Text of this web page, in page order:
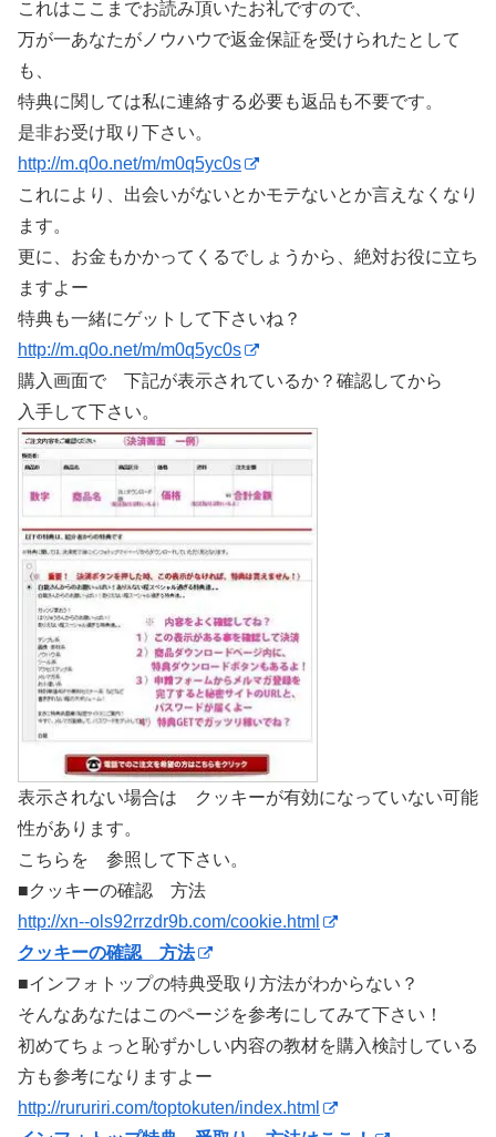
これはここまでお読み頂いたお礼ですので、
万が一あなたがノウハウで返金保証を受けられたとして
も、
特典に関しては私に連絡する必要も返品も不要です。
是非お受け取り下さい。
http://m.q0o.net/m/m0q5yc0s
これにより、出会いがないとかモテないとか言えなくなり
ます。
更に、お金もかかってくるでしょうから、絶対お役に立ち
ますよー
特典も一緒にゲットして下さいね？
http://m.q0o.net/m/m0q5yc0s
購入画面で 下記が表示されているか？確認してから
入手して下さい。
表示されない場合は クッキーが有効になっていない可能
性があります。
こちらを 参照して下さい。
■クッキーの確認 方法
http://xn--ols92rrzdr9b.com/cookie.html
クッキーの確認 方法
■インフォトップの特典受取り方法がわからない？
そんなあなたはこのページを参考にしてみて下さい！
初めてちょっと恥ずかしい内容の教材を購入検討している
方も参考になりますよー
http://rururiri.com/toptokuten/index.html